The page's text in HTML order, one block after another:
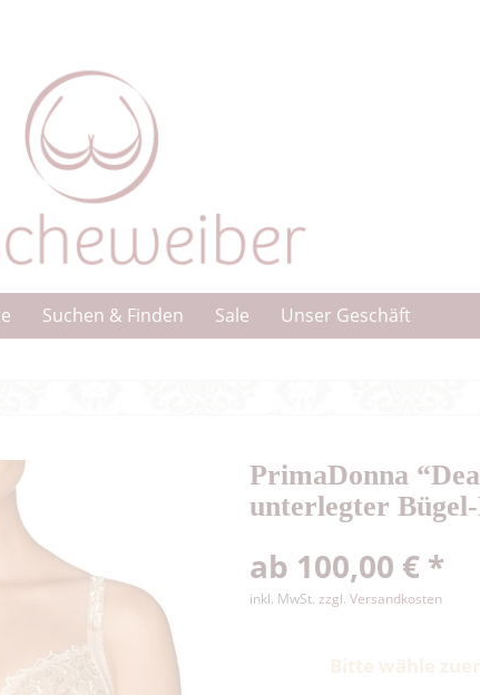
Suchen & Finden Sale Unser Geschäft
PrimaDonna
unterlegter
ab 100,00 € *
inkl. MwSt. zzgl. Versandkosten